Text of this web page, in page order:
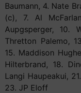
Baumann, 4. Nate
(c), 7. Al
Aupgsperger, 10.
Thretton Palemo,
15. Maddison
Hilterbrand, 18.
Langi Haupeakui,
23. JP Eloff